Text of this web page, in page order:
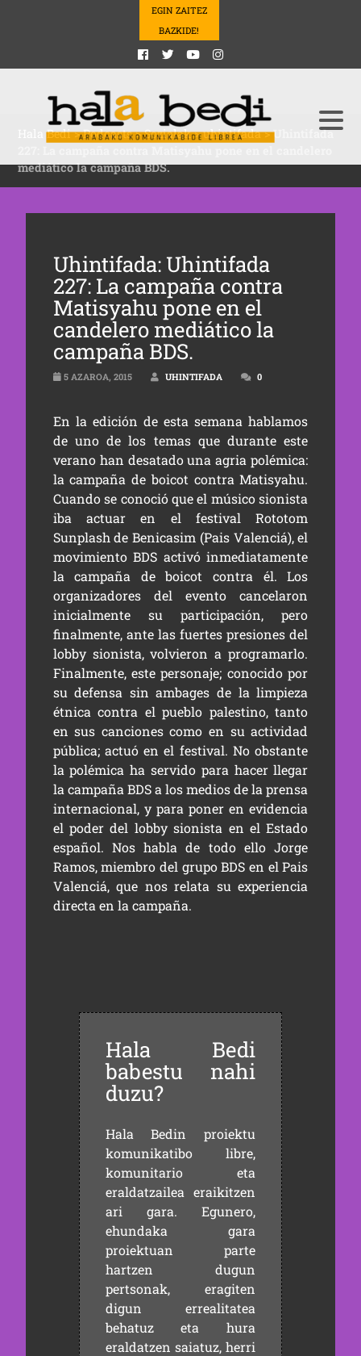
EGIN ZAITEZ
BAZKIDE!
Hala Bedi>Podcasts>Sozialak>uhintifada>Uhintifada
mediático la campaña BDS.
Uhintifada: Uhintifada
227: La campaña contra
Matisyahu pone en el
candelero mediático la
campaña BDS.
5 AZAROA, 2015 UHINTIFADA 0
En la edición de esta semana hablamos
de uno de los temas que durante este
verano han desatado una agria polémica:
la campaña de boicot contra Matisyahu.
Cuando se conoció que el músico sionista
iba actuar en el festival Rototom
Sunplash de Benicasim (Pais Valenciá), el
movimiento BDS activó inmediatamente
la campaña de boicot contra él. Los
organizadores del evento cancelaron
inicialmente su participación, pero
finalmente, ante las fuertes presiones del
lobby sionista, volvieron a programarlo.
Finalmente, este personaje; conocido por
su defensa sin ambages de la limpieza
étnica contra el pueblo palestino, tanto
en sus canciones como en su actividad
pública; actuó en el festival. No obstante
la polémica ha servido para hacer llegar
la campaña BDS a los medios de la prensa
internacional, y para poner en evidencia
el poder del lobby sionista en el Estado
español. Nos habla de todo ello Jorge
Ramos, miembro del grupo BDS en el Pais
Valenciá, que nos relata su experiencia
directa en la campaña.
Hala Bedi
babestu nahi
duzu?
Hala Bedin proiektu
komunikatibo libre,
komunitario eta
eraldatzailea eraikitzen
ari gara. Egunero,
ehundaka gara
proiektuan parte
hartzen dugun
pertsonak, eragiten
digun errealitatea
behatuz eta hura
eraldatzen saiatuz, herri